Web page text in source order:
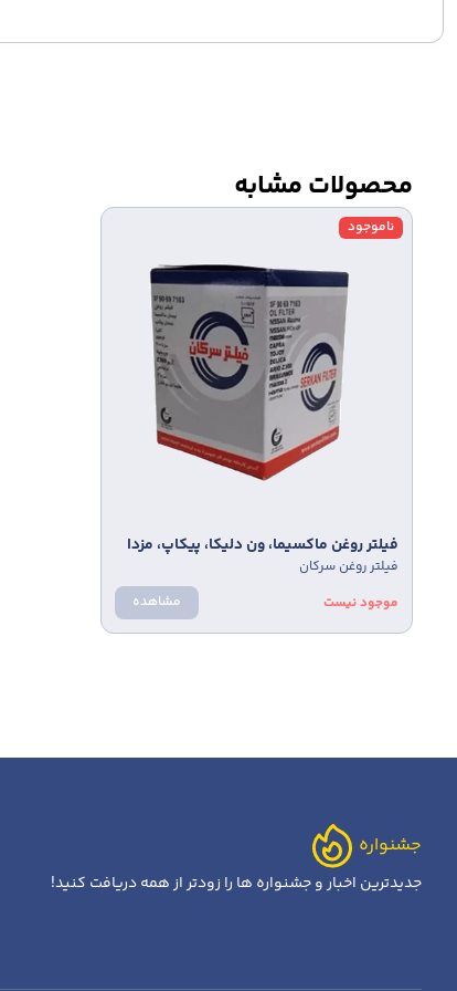
محصولات مشابه
ناموجود
فيلتر روغن ماكسيما، ون دليكا، پيكاپ، مزدا
2000 برند سرکان کد 7163
فیلتر روغن سرکان
موجود نیست
مشاهده
جشنواره
جدیدترین اخبار و جشنواره ها را زودتر از همه دریافت کنید!